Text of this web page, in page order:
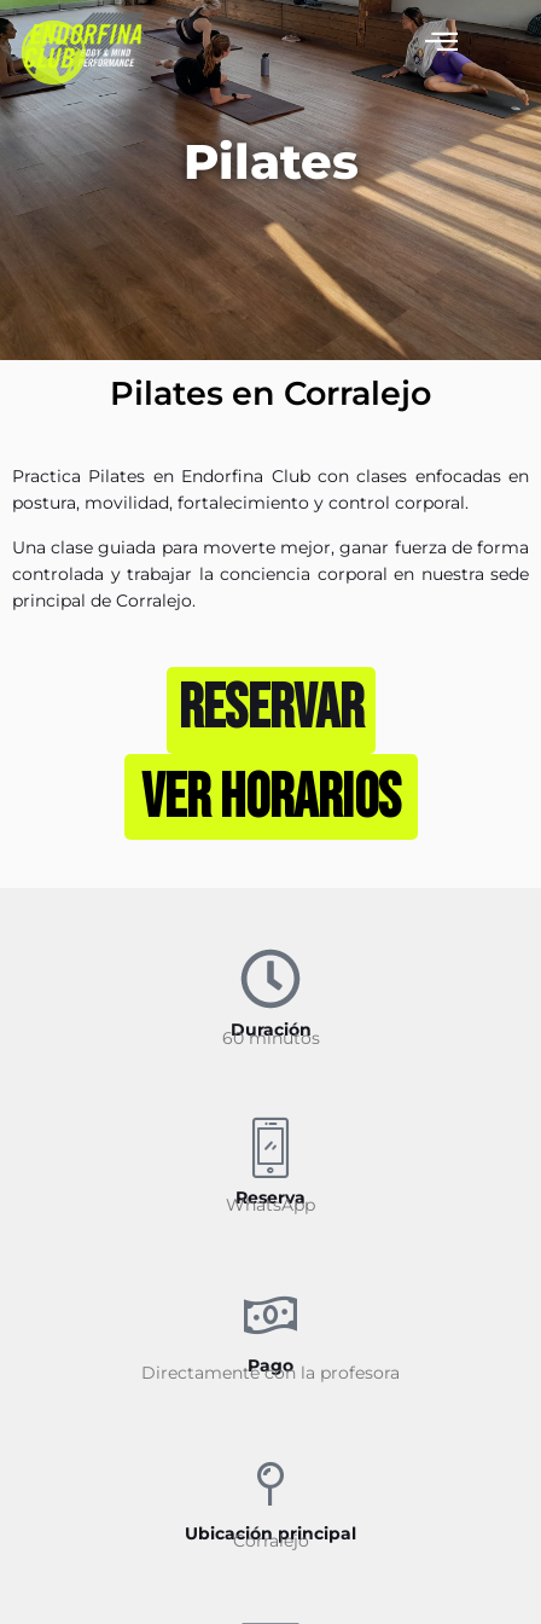
Pilates en Corralejo
| Clases de Pilates
en Endorfina Club
Pilates
Pilates en Corralejo
Practica Pilates en Endorfina Club con clases enfocadas en
postura, movilidad, fortalecimiento y control corporal.
Una clase guiada para moverte mejor, ganar fuerza de forma
controlada y trabajar la conciencia corporal en nuestra sede
principal de Corralejo.
RESERVAR
VER HORARIOS
Duración
60 minutos
Reserva
WhatsApp
Pago
Directamente con la profesora
Ubicación principal
Corralejo